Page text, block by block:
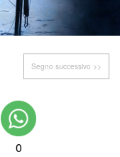
Segno successivo >>
0